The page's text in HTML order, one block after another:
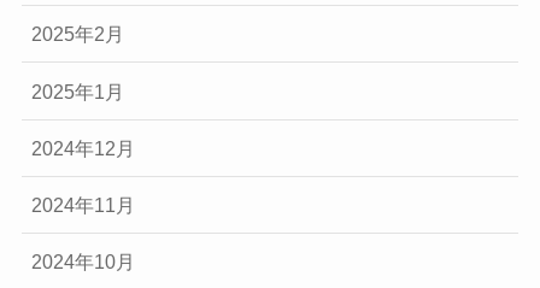
2025年2月
2025年1月
2024年12月
2024年11月
2024年10月